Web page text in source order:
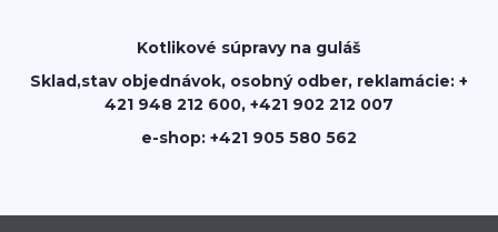
Kotlikové súpravy na guláš
Sklad,stav objednávok, osobný odber, reklamácie: +
421 948 212 600, +421 902 212 007
e-shop: +421 905 580 562